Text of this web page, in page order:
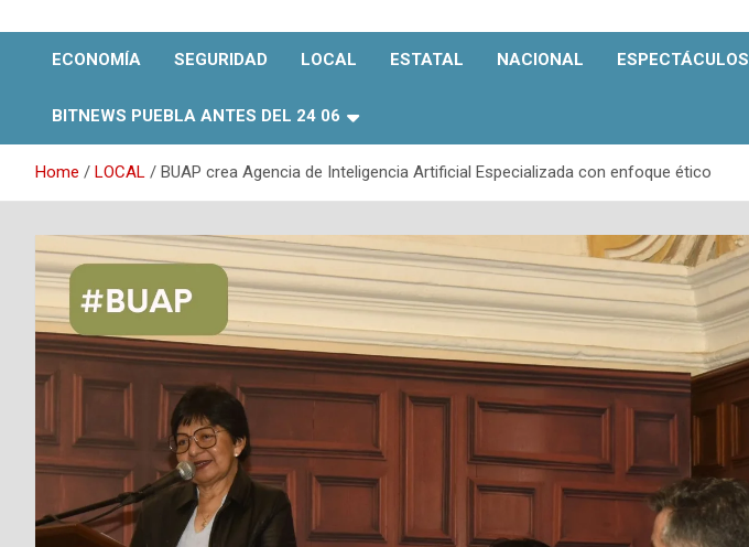
ECONOMÍA SEGURIDAD LOCAL ESTATAL NACIONAL ESPECTÁCULOS
BITNEWS PUEBLA ANTES DEL 24 06
Home LOCAL BUAP crea Agencia de Inteligencia Artificial Especializada con enfoque ético